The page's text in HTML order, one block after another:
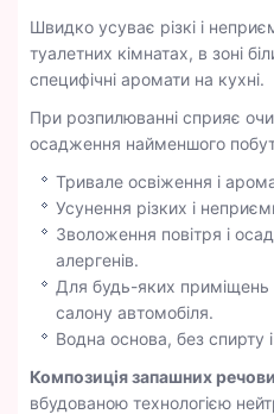
Швидко усуває різкі і
туалетних кімнатах, в зоні
специфічні аромати на кухні.
При розпилюванні сприяє
осадження найменшого
Тривале освіження і
Усунення різких і
Зволоження повітря і
алергенів.
Для будь-яких приміщень
салону автомобіля.
Водна основа, без спирту і
Композиція запашних
вбудованою технологією